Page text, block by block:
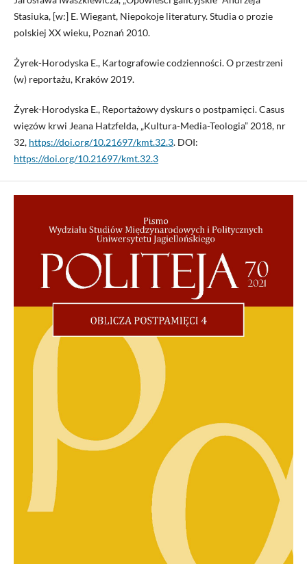
Stasiuka, [w:] E. Wiegant, Niepokoje literatury. Studia o prozie
polskiej XX wieku, Poznań 2010.
Żyrek-Horodyska E., Kartografowie codzienności. O przestrzeni
(w) reportażu, Kraków 2019.
Żyrek-Horodyska E., Reportażowy dyskurs o postpamięci. Casus
więzów krwi Jeana Hatzfelda, „Kultura-Media-Teologia” 2018, nr
32, https://doi.org/10.21697/kmt.32.3. DOI:
https://doi.org/10.21697/kmt.32.3